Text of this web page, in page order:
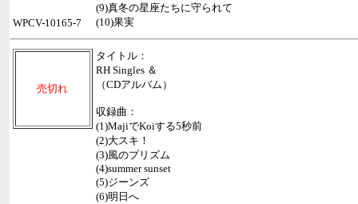
(9)真冬の星座たちに守られて
(10)果実
WPCV-10165-7
売切れ
タイトル：
RH Singles ＆
（CDアルバム）
収録曲：
(1)MajiでKoiする5秒前
(2)大スキ！
(3)風のプリズム
(4)summer sunset
(5)ジーンズ
(6)明日へ